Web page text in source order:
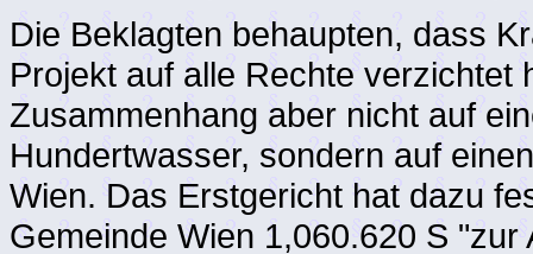
Die Beklagten behaupten, dass
Projekt auf alle Rechte verzichtet
Zusammenhang aber nicht auf
Hundertwasser, sondern auf
Wien. Das Erstgericht hat dazu
Gemeinde Wien 1,060.620 S